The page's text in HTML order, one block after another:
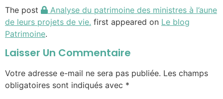
The post
Analyse du patrimoine des ministres à l’aune
de leurs projets de vie. first appeared on Le blog
Patrimoine.
Laisser Un Commentaire
Votre adresse e-mail ne sera pas publiée. Les champs
obligatoires sont indiqués avec *